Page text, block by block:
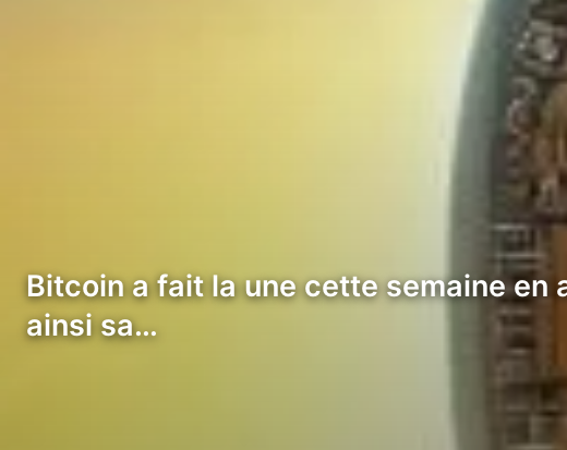
Bitcoin a fait la une cette semaine
ainsi sa…